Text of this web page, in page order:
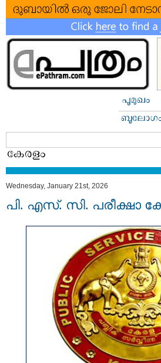
Wednesday, January 21st, 2026
പി. എസ്‍. സി. പരീക്ഷാ